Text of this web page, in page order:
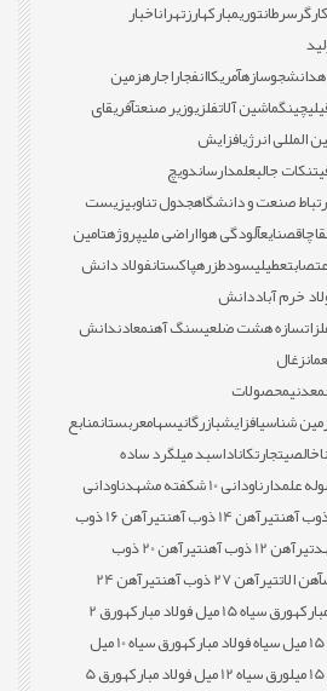
سرطانتوریمبارکهارزتهراناخبار
دانشجوسازهآمریکاانفجاراجارهزمین
لیچینگماشین آلاتفلزیوزیر صنعتآفریقای
المللی انرژیافزایش
نکات جالبعلمدارساندویچ
صنعت و دانشگاهجدول تناوبیزیست
قاچاقصنایعآلودگی هوااراضی ملیپروژهتامین
تعطیلیسودطزرهپاکستانفولاد دانش
خرم آباددانش
سازه هشت ضلعیسنگ آهنمعادندانش
عمانزغال
معدنیمحصولات
شناسیافزایشبازرگانیسهامعربستانمنابع
ناخالصیتجارتکاناداسبد میلگرد ساده
علمدارناودانی 10 شکفته مشهد
ناودانی
تیرآهن 14 ذوب آهن
تیرآهن 16 ذوب
تیرآهن 12 ذوب آهن
تیرآهن 20 ذوب
آهن الاتتیرآهن 27 ذوب آهن
تیرآهن 24
ورق سیاه 15 میل فولاد مبارکه
ورق 2
ورق سیاه 10 میل
ورق سیاه 12 میل فولاد مبارکه
ورق 5